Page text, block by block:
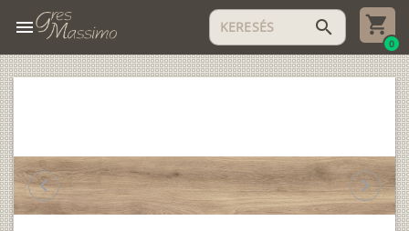
menu search
0
chevron_left chevron_right